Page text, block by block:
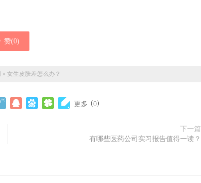
赞(0)
» 女生皮肤差怎么办？
更多 (0)
下一篇
有哪些医药公司实习报告值得一读？